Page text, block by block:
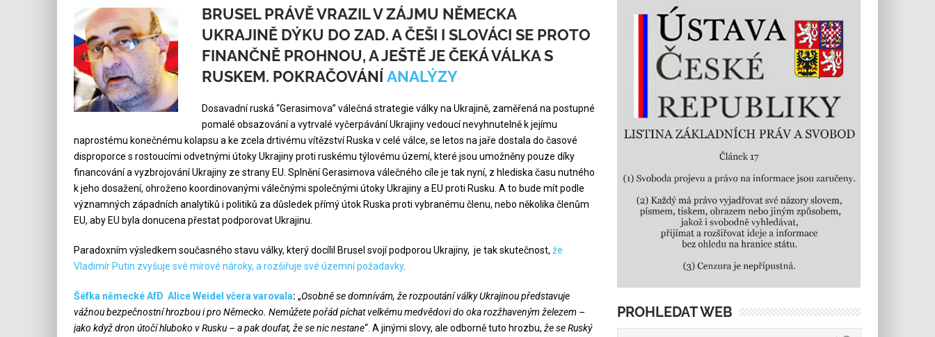
BRUSEL PRÁVĚ VRAZIL V ZÁJMU NĚMECKA
UKRAJINĚ DÝKU DO ZAD. A ČEŠI I SLOVÁCI SE PROTO
FINANČNĚ PROHNOU, A JEŠTĚ JE ČEKÁ VÁLKA S
RUSKEM. POKRAČOVÁNÍANALÝZY
Dosavadní ruská “Gerasimova” válečná strategie války na Ukrajině, zaměřená na postupné
pomalé obsazování a vytrvalé vyčerpávání Ukrajiny vedoucí nevyhnutelně k jejímu
naprostému konečnému kolapsu a ke zcela drtivému vítězství Ruska v celé válce, se letos na jaře dostala do časové
disproporce s rostoucími odvetnými útoky Ukrajiny proti ruskému týlovému území, které jsou umožněny pouze díky
financování a vyzbrojování Ukrajiny ze strany EU. Splnění Gerasimova válečného cíle je tak nyní, z hlediska času nutného
k jeho dosažení, ohroženo koordinovanými válečnými společnými útoky Ukrajiny a EU proti Rusku. A to bude mít podle
významných západních analytiků i politiků za důsledek přímý útok Ruska proti vybranému členu, nebo několika členům
EU, aby EU byla donucena přestat podporovat Ukrajinu.
Paradoxním výsledkem současného stavu války, který docílil Brusel svojí podporou Ukrajiny, je tak skutečnost, že
Vladimír Putin zvyšuje své mírové nároky, a rozšiřuje své územní požadavky.
Šéfka německé AfD Alice Weidel včera varovala: „Osobně se domnívám, že rozpoutání války Ukrajinou představuje
vážnou bezpečnostní hrozbou i pro Německo. Nemůžete pořád píchat velkému medvědovi do oka rozžhaveným železem –
jako když dron útočí hluboko v Rusku – a pak doufat, že se nic nestane“. A jinými slovy, ale odborně tuto hrozbu, že se Ruský
PROHLEDAT WEB